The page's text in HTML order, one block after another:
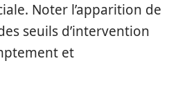
Noter l’apparition de
seuils d’intervention
et